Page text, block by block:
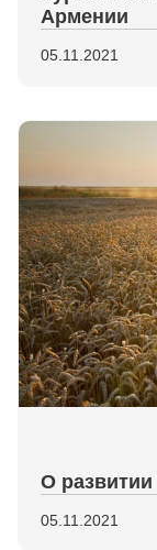
Армении
05.11.2021
О
05.11.2021